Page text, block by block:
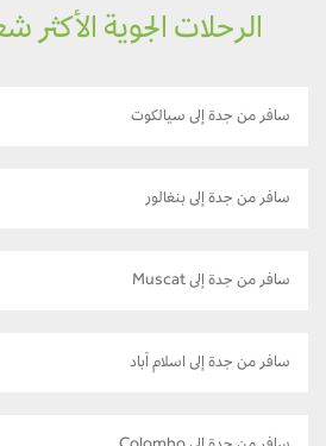
الرحلات الجوية الأكثر
سافر من جدة إلى سيالكوت
سافر من جدة إلى بنغالور
سافر من جدة إلى Muscat
سافر من جدة إلى اسلام آباد